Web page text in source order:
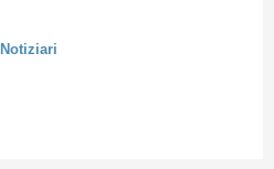
Notiziari